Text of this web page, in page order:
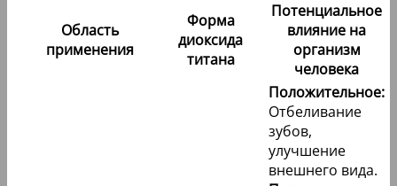
Область
применения
Форма
диоксида
титана
Потенциальное
влияние на
организм
человека
Положительное:
Отбеливание
зубов,
улучшение
внешнего вида.